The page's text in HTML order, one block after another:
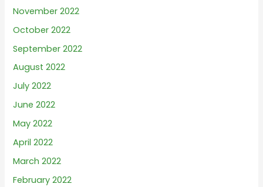
November 2022
October 2022
September 2022
August 2022
July 2022
June 2022
May 2022
April 2022
March 2022
February 2022